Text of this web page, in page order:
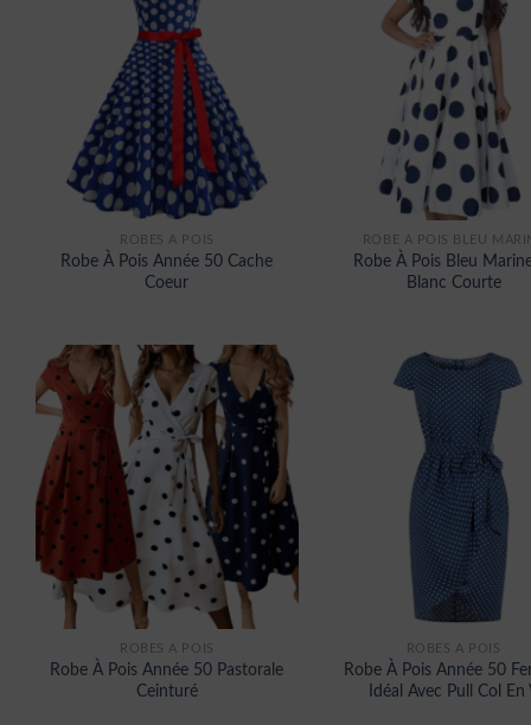
ROBES À POIS
Robe À Pois Année 50 Cache
Coeur
ROBE A POIS BLEU
Robe À Pois Bleu
Blanc Courte
ROBES À POIS
Robe À Pois Année 50 Pastorale
Ceinturé
ROBES À POIS
Robe À Pois Année 50
Idéal Avec Pull Col En